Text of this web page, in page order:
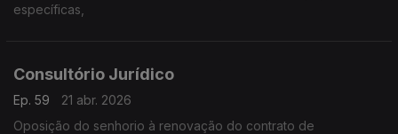
específicas,
Consultório Jurídico
Ep. 59
21 abr. 2026
Oposição do senhorio à renovação do contrato de